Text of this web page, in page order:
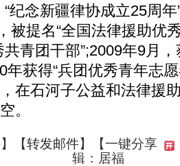
纪念新疆律协成立25周年
被提名“全国法律援助优
共青团干部”;2009年9月
年获得“兵团优秀青年志
在石河子公益和法律援
。
】【转发邮件】
【一键分享
辑：居福